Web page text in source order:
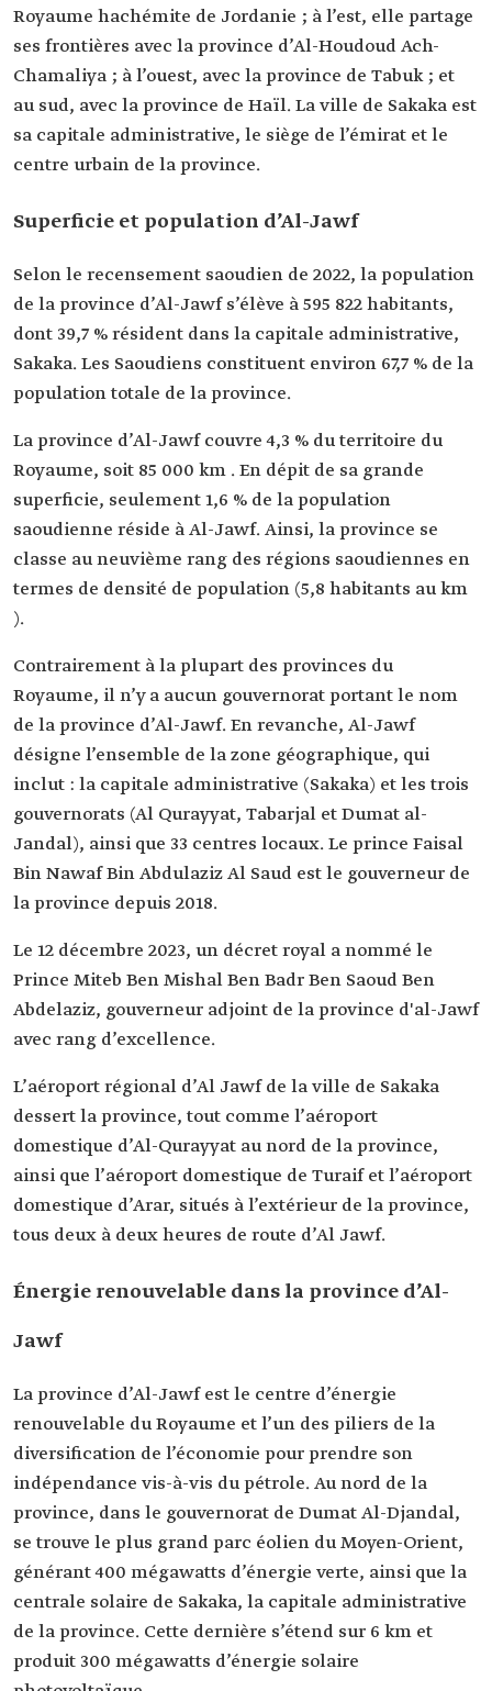
Royaume hachémite de Jordanie ; à l’est, elle partage
ses frontières avec la province d’Al-Houdoud Ach-
Chamaliya ; à l’ouest, avec la province de Tabuk ; et
au sud, avec la province de Haïl. La ville de Sakaka est
sa capitale administrative, le siège de l’émirat et le
centre urbain de la province.
Superficie et population d’Al-Jawf
Selon le recensement saoudien de 2022, la population
de la province d’Al-Jawf s’élève à 595 822 habitants,
dont 39,7 % résident dans la capitale administrative,
Sakaka. Les Saoudiens constituent environ 67,7 % de la
population totale de la province.
La province d’Al-Jawf couvre 4,3 % du territoire du
Royaume, soit 85 000 km . En dépit de sa grande
superficie, seulement 1,6 % de la population
saoudienne réside à Al-Jawf. Ainsi, la province se
classe au neuvième rang des régions saoudiennes en
termes de densité de population (5,8 habitants au km
).
Contrairement à la plupart des provinces du
Royaume, il n’y a aucun gouvernorat portant le nom
de la province d’Al-Jawf. En revanche, Al-Jawf
désigne l’ensemble de la zone géographique, qui
inclut : la capitale administrative (Sakaka) et les trois
gouvernorats (Al Qurayyat, Tabarjal et Dumat al-
Jandal), ainsi que 33 centres locaux. Le prince Faisal
Bin Nawaf Bin Abdulaziz Al Saud est le gouverneur de
la province depuis 2018.
Le 12 décembre 2023, un décret royal a nommé le
Prince Miteb Ben Mishal Ben Badr Ben Saoud Ben
Abdelaziz, gouverneur adjoint de la province d'al-Jawf
avec rang d’excellence.
L’aéroport régional d’Al Jawf de la ville de Sakaka
dessert la province, tout comme l’aéroport
domestique d’Al-Qurayyat au nord de la province,
ainsi que l’aéroport domestique de Turaif et l’aéroport
domestique d’Arar, situés à l’extérieur de la province,
tous deux à deux heures de route d’Al Jawf.
Énergie renouvelable dans la province d’Al-
Jawf
La province d’Al-Jawf est le centre d’énergie
renouvelable du Royaume et l’un des piliers de la
diversification de l’économie pour prendre son
indépendance vis-à-vis du pétrole. Au nord de la
province, dans le gouvernorat de Dumat Al-Djandal,
se trouve le plus grand parc éolien du Moyen-Orient,
générant 400 mégawatts d’énergie verte, ainsi que la
centrale solaire de Sakaka, la capitale administrative
de la province. Cette dernière s’étend sur 6 km et
produit 300 mégawatts d’énergie solaire